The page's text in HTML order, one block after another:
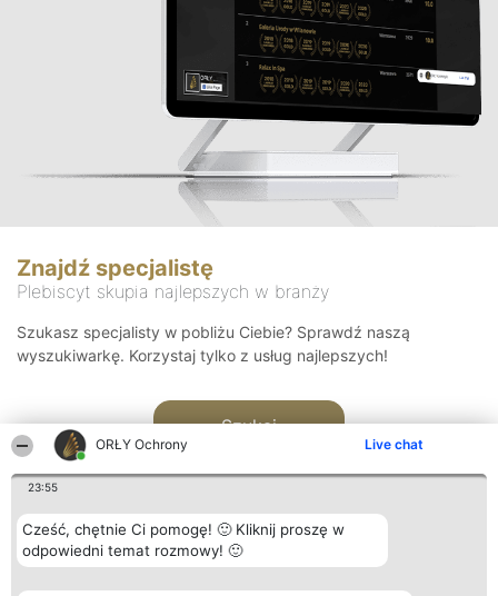
ORŁY Ochrony Live chat
23:55
Cześć, chętnie Ci pomogę! 🙂 Kliknij proszę w
odpowiedni temat rozmowy! 🙂
Znajdź specjalistę
Plebiscyt skupia najlepszych w branży
Szukasz specjalisty w pobliżu Ciebie? Sprawdź naszą
wyszukiwarkę. Korzystaj tylko z usług najlepszych!
Szukaj
Organizator plebiscytu Plebiscyt Kontakt